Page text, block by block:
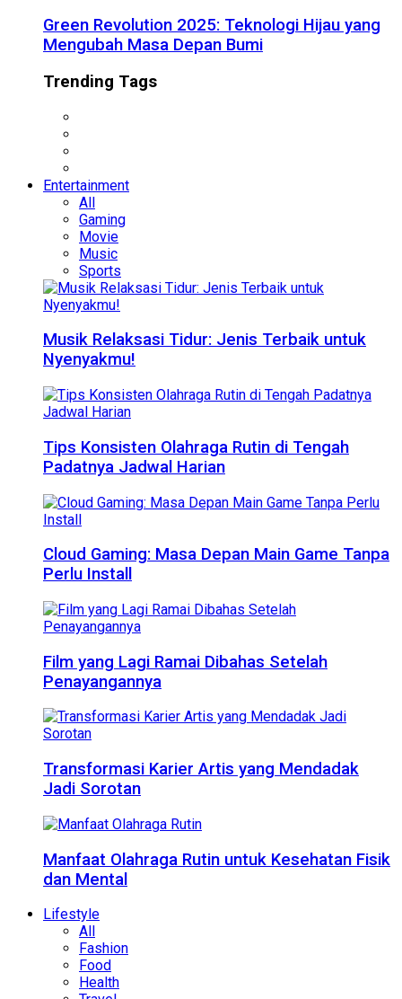
Green Revolution 2025: Teknologi Hijau yang
Mengubah Masa Depan Bumi
Trending Tags
Entertainment
All
Gaming
Movie
Music
Sports
Musik Relaksasi Tidur: Jenis Terbaik untuk
Nyenyakmu!
Tips Konsisten Olahraga Rutin di Tengah
Padatnya Jadwal Harian
Cloud Gaming: Masa Depan Main Game Tanpa
Perlu Install
Film yang Lagi Ramai Dibahas Setelah
Penayangannya
Transformasi Karier Artis yang Mendadak
Jadi Sorotan
Manfaat Olahraga Rutin untuk Kesehatan Fisik
dan Mental
Lifestyle
All
Fashion
Food
Health